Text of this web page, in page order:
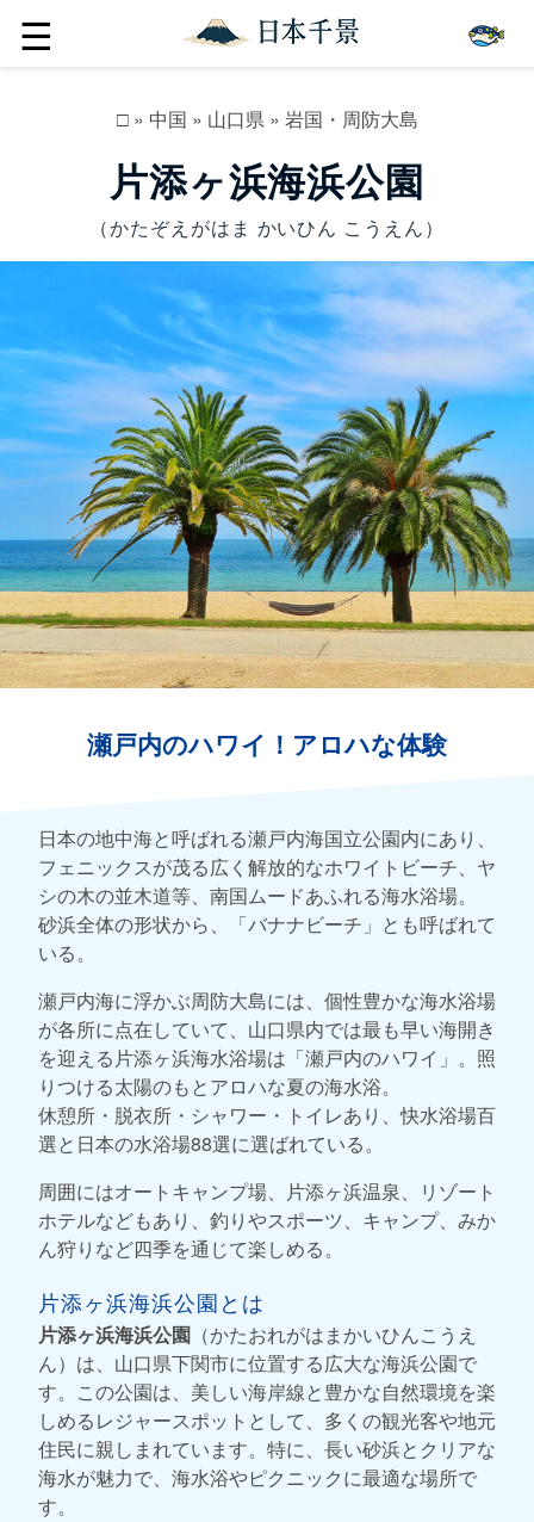
☰
□» 中国 » 山口県» 岩国・周防大島
片添ヶ浜海浜公園
（かたぞえがはま かいひん こうえん）
瀬戸内のハワイ！アロハな体験
日本の地中海と呼ばれる瀬戸内海国立公園内にあり、
フェニックスが茂る広く解放的なホワイトビーチ、ヤ
シの木の並木道等、南国ムードあふれる海水浴場。
砂浜全体の形状から、「バナナビーチ」とも呼ばれて
いる。
瀬戸内海に浮かぶ周防大島には、個性豊かな海水浴場
が各所に点在していて、山口県内では最も早い海開き
を迎える片添ヶ浜海水浴場は「瀬戸内のハワイ」。照
りつける太陽のもとアロハな夏の海水浴。
休憩所・脱衣所・シャワー・トイレあり、快水浴場百
選と日本の水浴場88選に選ばれている。
周囲にはオートキャンプ場、片添ヶ浜温泉、リゾート
ホテルなどもあり、釣りやスポーツ、キャンプ、みか
ん狩りなど四季を通じて楽しめる。
片添ヶ浜海浜公園とは
片添ヶ浜海浜公園 （かたおれがはまかいひんこうえ
ん）は、山口県下関市に位置する広大な海浜公園で
す。この公園は、美しい海岸線と豊かな自然環境を楽
しめるレジャースポットとして、多くの観光客や地元
住民に親しまれています。特に、長い砂浜とクリアな
海水が魅力で、海水浴やピクニックに最適な場所で
す。